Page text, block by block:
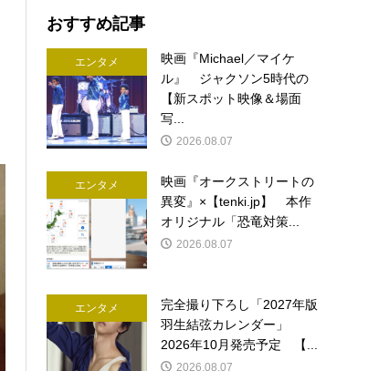
おすすめ記事
エンタメ
映画『Michael／マイケ
ル』 ジャクソン5時代の
【新スポット映像＆場面
写...
2026.08.07
エンタメ
映画『オークストリートの
異変』×【tenki.jp】 本作
オリジナル「恐竜対策...
2026.08.07
エンタメ
完全撮り下ろし「2027年版
羽生結弦カレンダー」
2026年10月発売予定 【...
2026.08.07